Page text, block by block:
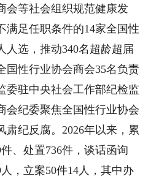
会等社会组织规范健康发
满足任职条件的14家全国性
人选，推动340名超龄超届
国性行业协会商会35名负责
委驻中央社会工作部纪检监
会纪委聚焦全国性行业协会
肃纪反腐。2026年以来，累
、处置736件，谈话函询
，立案50件14人，其中办